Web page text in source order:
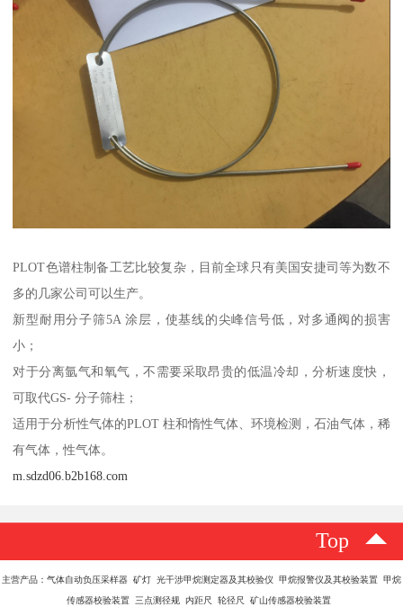
PLOT色谱柱制备工艺比较复杂，目前全球只有美国安捷司等为数不
多的几家公司可以生产。
新型耐用分子筛5A 涂层，使基线的尖峰信号低，对多通阀的损害
小；
对于分离氩气和氧气，不需要采取昂贵的低温冷却，分析速度快，
可取代GS- 分子筛柱；
适用于分析性气体的PLOT 柱和惰性气体、环境检测，石油气体，稀
有气体，性气体。
m.sdzd06.b2b168.com
Top
主营产品：气体自动负压采样器 矿灯 光干涉甲烷测定器及其校验仪 甲烷报警仪及其校验装置 甲烷
传感器校验装置 三点测径规 内距尺 轮径尺 矿山传感器校验装置